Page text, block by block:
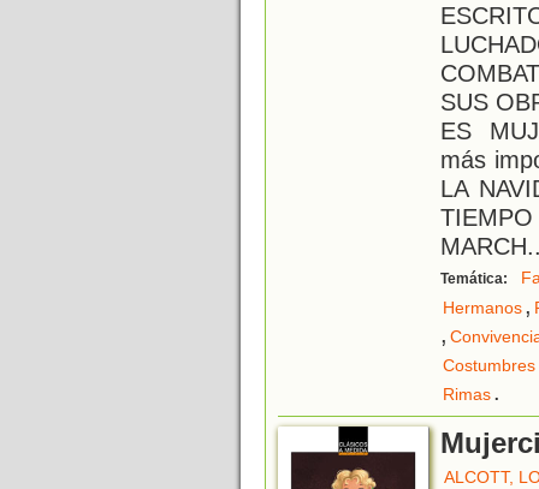
SUS
ES
más
LA
MARCH
Temática:
Hermanos,
,
Costumbres
Rimas.
ALCOTT,